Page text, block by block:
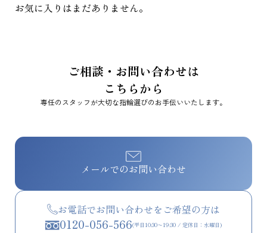
お気に入りはまだありません。
ご相談・お問い合わせは
こちらから
専任のスタッフが大切な指輪選びのお手伝いいたします。
メールでのお問い合わせ
お電話でお問い合わせをご希望の方は
0120-056-566(平日10:30〜19:30 / 定休日：水曜日)